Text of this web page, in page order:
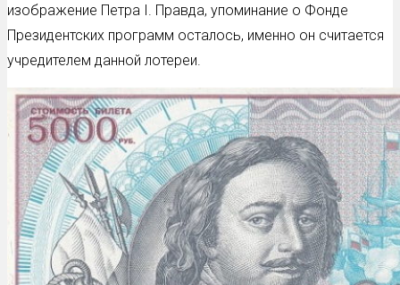
изображение Петра I. Правда, упоминание о Фонде
Президентских программ осталось, именно он считается
учредителем данной лотереи.